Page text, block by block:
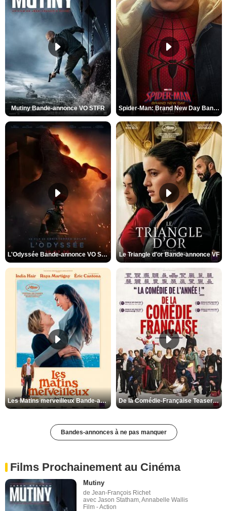
Mutiny Bande-annonce VO STFR Spider-Man: Brand New Day Bande-annonce VO STFR
L'Odyssée Bande-annonce VO STFR Le Triangle d'or Bande-annonce VF
Les Matins merveilleux Bande-annonce VF De la Comédie-Française Teaser VF
Bandes-annonces à ne pas manquer
Films Prochainement au Cinéma
Mutiny
de Jean-François Richet
avec Jason Statham, Annabelle Wallis
Film - Action